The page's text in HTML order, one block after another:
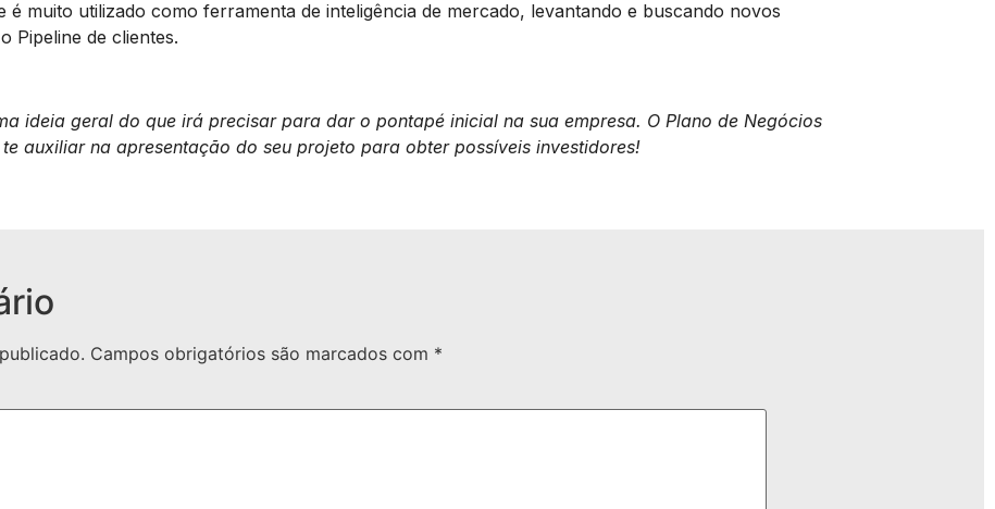
é muito utilizado como ferramenta de inteligência de mercado, levantando e buscando novos
Pipeline de clientes.
ideia geral do que irá precisar para dar o pontapé inicial na sua empresa. O Plano de Negócios
auxiliar na apresentação do seu projeto para obter possíveis investidores!
Campos obrigatórios são marcados com *